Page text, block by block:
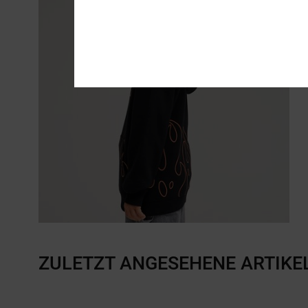
ZULETZT ANGESEHENE